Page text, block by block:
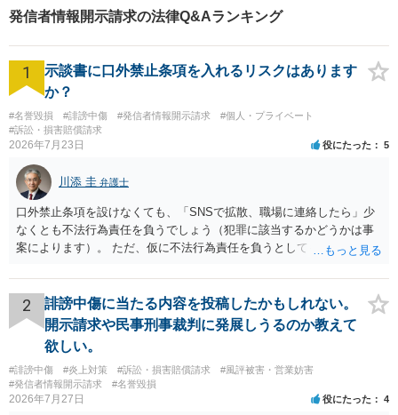
発信者情報開示請求の法律Q&Aランキング
1
示談書に口外禁止条項を入れるリスクはあります
か？
#名誉毀損 #誹謗中傷 #発信者情報開示請求
#個人・プライベート
#訴訟・損害賠償請求
2026年7月23日 役にたった 5
川添 圭 弁護士
口外禁止条項を設けなくても、「SNSで拡散、職場に連絡したら」少
なくとも不法行為責任を負うでしょう（犯罪に該当するかどうかは事
案によります）。 ただ、仮に不法行為責任を負うとしても、違約金を
（日本の裁判所が認定する慰謝料は、到底被害感情を満足させられる
ような金額ではありません）。そのため、口外禁止条項とともに口外
した場合の違約金（100～200万円程度）を定めることには、大きな意
味と抑止力があります。 逆に、口外禁止条項を設けると、正当な理由
がある場合を除いて第三者へ情報開示ができなくなります。そのた
め、口外禁止条項によって自らを縛られてしまうと困るようなケース
（例えば弁護団事件でマスコミ等へ公表する必要があるケース等）で
は、口外禁止の範囲を特定・限定する等の工夫をすることがあります
2
誹謗中傷に当たる内容を投稿したかもしれない。
開示請求や民事刑事裁判に発展しうるのか教えて
欲しい。
#誹謗中傷 #炎上対策 #訴訟・損害賠償請求
#風評被害・営業妨害
#発信者情報開示請求
#名誉毀損
2026年7月27日 役にたった 4